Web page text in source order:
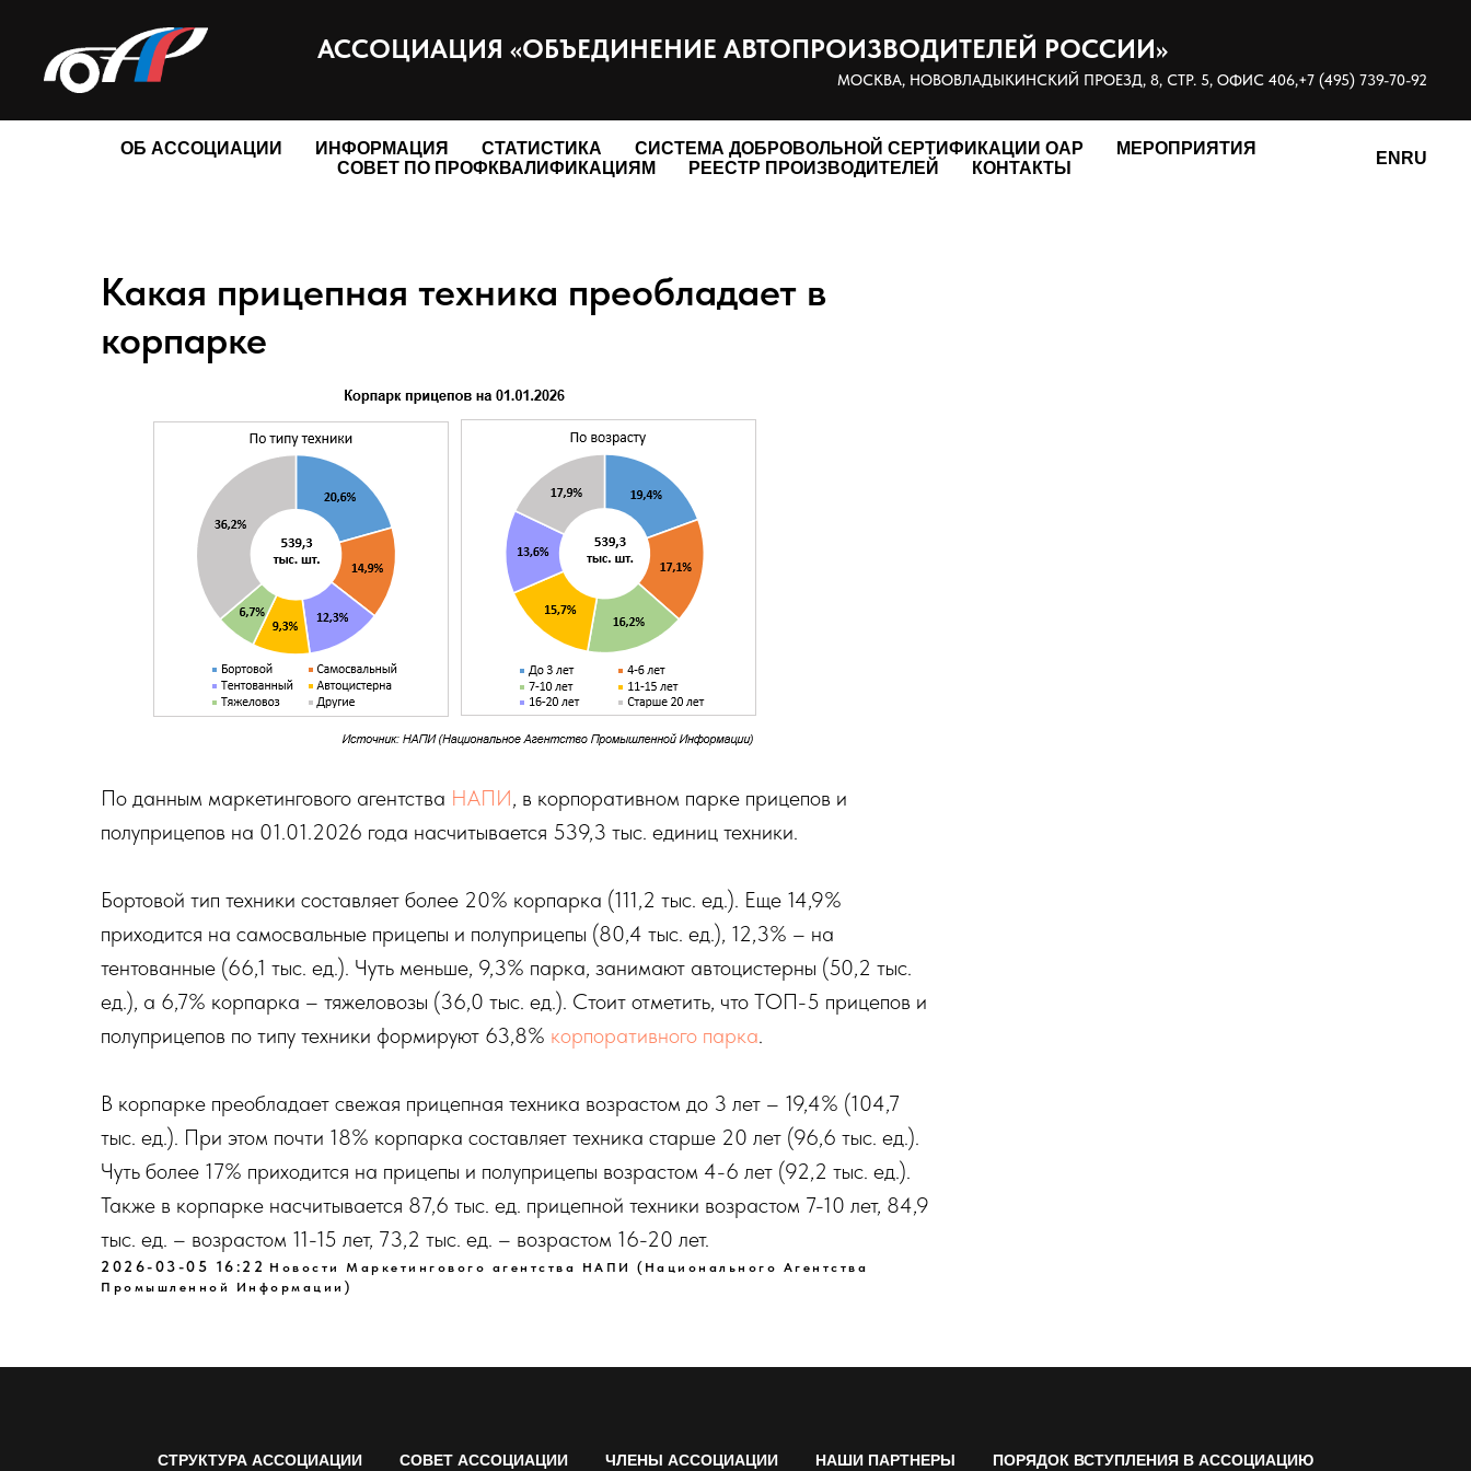
АССОЦИАЦИЯ «ОБЪЕДИНЕНИЕ АВТОПРОИЗВОДИТЕЛЕЙ РОССИИ»
МОСКВА, НОВОВЛАДЫКИНСКИЙ ПРОЕЗД, 8, СТР. 5, ОФИС 406,+7 (495) 739-70-92
ОБ АССОЦИАЦИИ ИНФОРМАЦИЯ СТАТИСТИКА СИСТЕМА ДОБРОВОЛЬНОЙ СЕРТИФИКАЦИИ ОАР
МЕРОПРИЯТИЯ
СОВЕТ ПО ПРОФКВАЛИФИКАЦИЯМ
РЕЕСТР ПРОИЗВОДИТЕЛЕЙ КОНТАКТЫ
EN RU
Какая прицепная техника преобладает в
корпарке
По данным маркетингового агентства НАПИ, в корпоративном парке прицепов и
полуприцепов на 01.01.2026 года насчитывается 539,3 тыс. единиц техники.
Бортовой тип техники составляет более 20% корпарка (111,2 тыс. ед.). Еще 14,9%
приходится на самосвальные прицепы и полуприцепы (80,4 тыс. ед.), 12,3% – на
тентованные (66,1 тыс. ед.). Чуть меньше, 9,3% парка, занимают автоцистерны (50,2 тыс.
ед.), а 6,7% корпарка – тяжеловозы (36,0 тыс. ед.). Стоит отметить, что ТОП-5 прицепов и
полуприцепов по типу техники формируют 63,8% корпоративного парка.
В корпарке преобладает свежая прицепная техника возрастом до 3 лет – 19,4% (104,7
тыс. ед.). При этом почти 18% корпарка составляет техника старше 20 лет (96,6 тыс. ед.).
Чуть более 17% приходится на прицепы и полуприцепы возрастом 4-6 лет (92,2 тыс. ед.).
Также в корпарке насчитывается 87,6 тыс. ед. прицепной техники возрастом 7-10 лет, 84,9
тыс. ед. – возрастом 11-15 лет, 73,2 тыс. ед. – возрастом 16-20 лет.
2026-03-05 16:22 Новости Маркетингового агентства НАПИ (Национального Агентства
Промышленной Информации)
СТРУКТУРА АССОЦИАЦИИ СОВЕТ АССОЦИАЦИИ ЧЛЕНЫ АССОЦИАЦИИ НАШИ ПАРТНЕРЫ ПОРЯДОК ВСТУПЛЕНИЯ В АССОЦИАЦИЮ